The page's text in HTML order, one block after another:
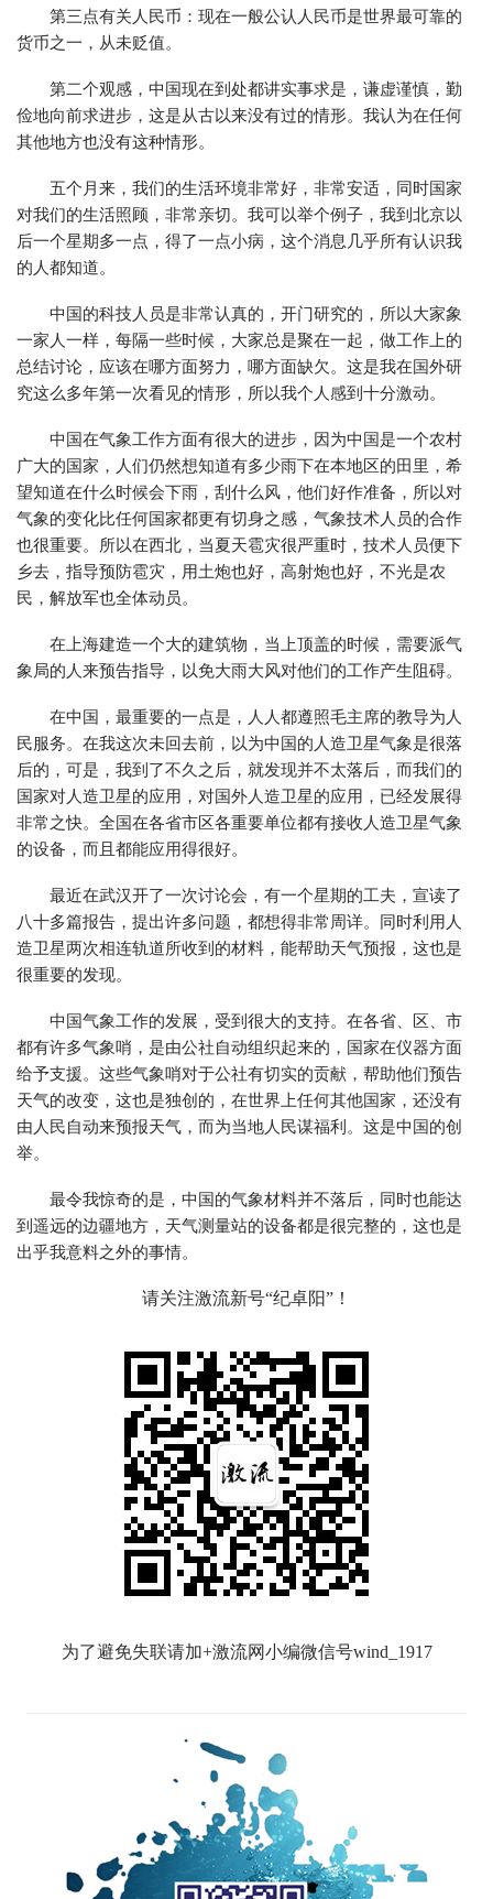
第三点有关人民币：现在一般公认人民币是世界最可靠的
货币之一，从未贬值。
第二个观感，中国现在到处都讲实事求是，谦虚谨慎，勤
俭地向前求进步，这是从古以来没有过的情形。我认为在任何
其他地方也没有这种情形。
五个月来，我们的生活环境非常好，非常安适，同时国家
对我们的生活照顾，非常亲切。我可以举个例子，我到北京以
后一个星期多一点，得了一点小病，这个消息几乎所有认识我
的人都知道。
中国的科技人员是非常认真的，开门研究的，所以大家象
一家人一样，每隔一些时候，大家总是聚在一起，做工作上的
总结讨论，应该在哪方面努力，哪方面缺欠。这是我在国外研
究这么多年第一次看见的情形，所以我个人感到十分激动。
中国在气象工作方面有很大的进步，因为中国是一个农村
广大的国家，人们仍然想知道有多少雨下在本地区的田里，希
望知道在什么时候会下雨，刮什么风，他们好作准备，所以对
气象的变化比任何国家都更有切身之感，气象技术人员的合作
也很重要。所以在西北，当夏天雹灾很严重时，技术人员便下
乡去，指导预防雹灾，用土炮也好，高射炮也好，不光是农
民，解放军也全体动员。
在上海建造一个大的建筑物，当上顶盖的时候，需要派气
象局的人来预告指导，以免大雨大风对他们的工作产生阻碍。
在中国，最重要的一点是，人人都遵照毛主席的教导为人
民服务。在我这次未回去前，以为中国的人造卫星气象是很落
后的，可是，我到了不久之后，就发现并不太落后，而我们的
国家对人造卫星的应用，对国外人造卫星的应用，已经发展得
非常之快。全国在各省市区各重要单位都有接收人造卫星气象
的设备，而且都能应用得很好。
最近在武汉开了一次讨论会，有一个星期的工夫，宣读了
八十多篇报告，提出许多问题，都想得非常周详。同时利用人
造卫星两次相连轨道所收到的材料，能帮助天气预报，这也是
很重要的发现。
中国气象工作的发展，受到很大的支持。在各省、区、市
都有许多气象哨，是由公社自动组织起来的，国家在仪器方面
给予支援。这些气象哨对于公社有切实的贡献，帮助他们预告
天气的改变，这也是独创的，在世界上任何其他国家，还没有
由人民自动来预报天气，而为当地人民谋福利。这是中国的创
举。
最令我惊奇的是，中国的气象材料并不落后，同时也能达
到遥远的边疆地方，天气测量站的设备都是很完整的，这也是
出乎我意料之外的事情。
请关注激流新号“纪卓阳”！
为了避免失联请加+激流网小编微信号wind_1917